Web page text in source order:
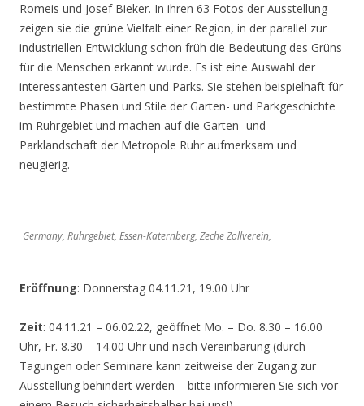
Romeis und Josef Bieker. In ihren 63 Fotos der Ausstellung
zeigen sie die grüne Vielfalt einer Region, in der parallel zur
industriellen Entwicklung schon früh die Bedeutung des Grüns
für die Menschen erkannt wurde. Es ist eine Auswahl der
interessantesten Gärten und Parks. Sie stehen beispielhaft für
bestimmte Phasen und Stile der Garten- und Parkgeschichte
im Ruhrgebiet und machen auf die Garten- und
Parklandschaft der Metropole Ruhr aufmerksam und
neugierig.
Germany, Ruhrgebiet, Essen-Katernberg, Zeche Zollverein,
Eröffnung: Donnerstag 04.11.21, 19.00 Uhr
Zeit: 04.11.21 – 06.02.22, geöffnet Mo. – Do. 8.30 – 16.00
Uhr, Fr. 8.30 – 14.00 Uhr und nach Vereinbarung (durch
Tagungen oder Seminare kann zeitweise der Zugang zur
Ausstellung behindert werden – bitte informieren Sie sich vor